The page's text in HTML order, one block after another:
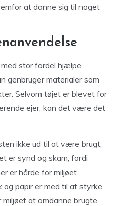
at danne sig til noget
stor fordel hjælpe
genbruger materialer som
Selvom tøjet er blevet for
ejer, kan det være det
ikke ud til at være brugt,
er synd og skam, fordi
er hårde for miljøet.
papir er med til at styrke
at omdanne brugte